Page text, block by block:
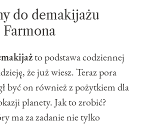
do demakijażu
to podstawa codziennej
że już wiesz. Teraz pora
być on również z pożytkiem dla
planety. Jak to zrobić?
ma za zadanie nie tylko